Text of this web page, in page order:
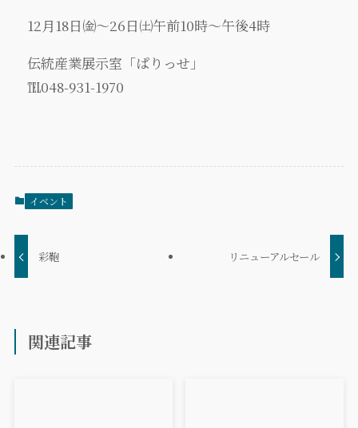
12月18日㈮～26日㈯午前10時～午後4時
伝統産業展示室「ぱりっせ」
℡048-931-1970
イベント
彩鞄 リニューアルセール
関連記事